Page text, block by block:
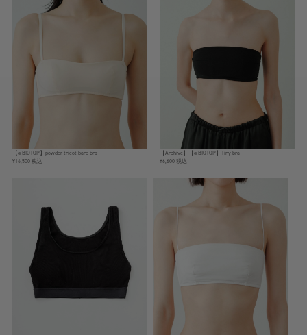
【ё BIOTOP】powder tricot bare bra
¥16,500 税込
【Archive】【ё BIOTOP】Tiny bra
¥6,600 税込